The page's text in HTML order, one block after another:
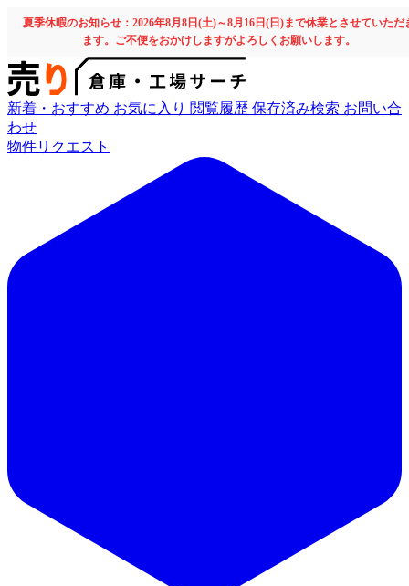
夏季休暇のお知らせ：2026年8月8日(土)～8月16日(日)まで休業とさせていただ
ます。ご不便をおかけしますがよろしくお願いします。
新着・おすすめ お気に入り 閲覧履歴 保存済み検索 お問い合
わせ
物件リクエスト